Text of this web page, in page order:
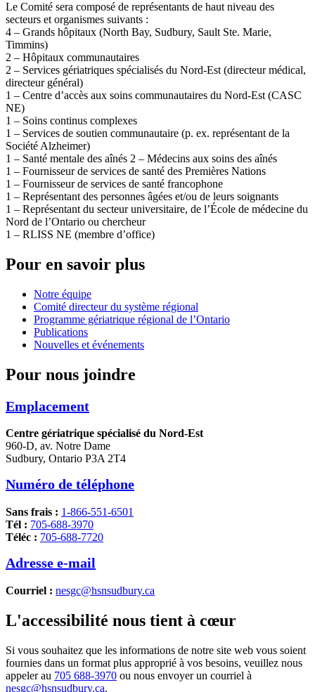
Le Comité sera composé de représentants de haut niveau des
secteurs et organismes suivants :
4 – Grands hôpitaux (North Bay, Sudbury, Sault Ste. Marie,
Timmins)
2 – Hôpitaux communautaires
2 – Services gériatriques spécialisés du Nord-Est (directeur médical,
directeur général)
1 – Centre d’accès aux soins communautaires du Nord-Est (CASC
NE)
1 – Soins continus complexes
1 – Services de soutien communautaire (p. ex. représentant de la
Société Alzheimer)
1 – Santé mentale des aînés 2 – Médecins aux soins des aînés
1 – Fournisseur de services de santé des Premières Nations
1 – Fournisseur de services de santé francophone
1 – Représentant des personnes âgées et/ou de leurs soignants
1 – Représentant du secteur universitaire, de l’École de médecine du
Nord de l’Ontario ou chercheur
1 – RLISS NE (membre d’office)
Pour en savoir plus
Notre équipe
Comité directeur du système régional
Programme gériatrique régional de l’Ontario
Publications
Nouvelles et événements
Pour nous joindre
Emplacement
Centre gériatrique spécialisé du Nord-Est
960-D, av. Notre Dame
Sudbury, Ontario P3A 2T4
Numéro de téléphone
Sans frais : 1-866-551-6501
Tél : 705-688-3970
Téléc : 705-688-7720
Adresse e-mail
Courriel : nesgc@hsnsudbury.ca
L'accessibilité nous tient à cœur
Si vous souhaitez que les informations de notre site web vous soient
fournies dans un format plus approprié à vos besoins, veuillez nous
appeler au 705 688-3970 ou nous envoyer un courriel à
nesgc@hsnsudbury.ca.